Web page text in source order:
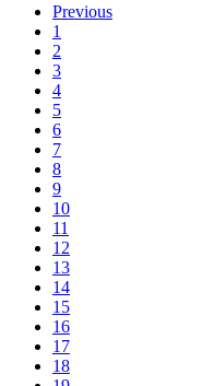
Previous
1
2
3
4
5
6
7
8
9
10
11
12
13
14
15
16
17
18